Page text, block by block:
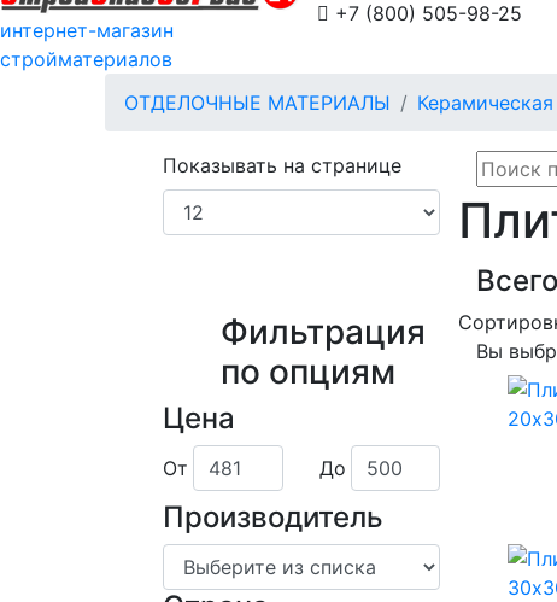
интернет-магазин
стройматериалов
 +7 (800) 505-98-25
ОТДЕЛОЧНЫЕ МАТЕРИАЛЫ Керамическая
Вы
Показывать на странице
Фильтрация
по опциям
Цена
От До
Производитель